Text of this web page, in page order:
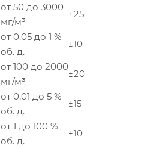
от 50 до 3000
мг/м³
±25
от 0,05 до 1 %
об. д.
±10
от 100 до 2000
мг/м³
±20
от 0,01 до 5 %
об. д.
±15
от 1 до 100 %
об. д.
±10